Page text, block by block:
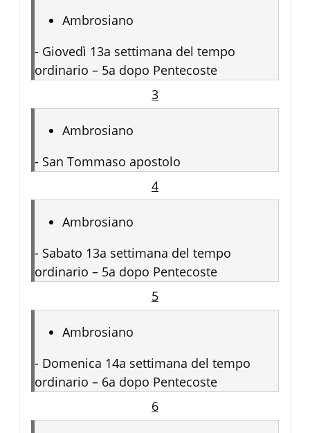
Ambrosiano
- Giovedì 13a settimana del tempo
ordinario – 5a dopo Pentecoste
3
Ambrosiano
- San Tommaso apostolo
4
Ambrosiano
- Sabato 13a settimana del tempo
ordinario – 5a dopo Pentecoste
5
Ambrosiano
- Domenica 14a settimana del tempo
ordinario – 6a dopo Pentecoste
6